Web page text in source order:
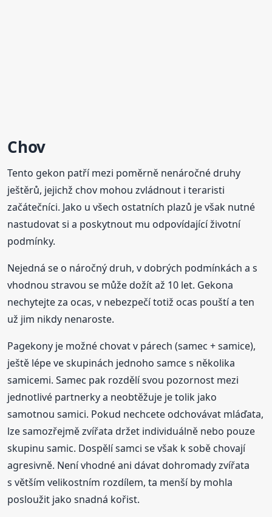
Chov
Tento gekon patří mezi poměrně nenáročné druhy
ještěrů, jejichž chov mohou zvládnout i teraristi
začátečníci. Jako u všech ostatních plazů je však nutné
nastudovat si a poskytnout mu odpovídající životní
podmínky.
Nejedná se o náročný druh, v dobrých podmínkách a s
vhodnou stravou se může dožít až 10 let. Gekona
nechytejte za ocas, v nebezpečí totiž ocas pouští a ten
už jim nikdy nenaroste.
Pagekony je možné chovat v párech (samec + samice),
ještě lépe ve skupinách jednoho samce s několika
samicemi. Samec pak rozdělí svou pozornost mezi
jednotlivé partnerky a neobtěžuje je tolik jako
samotnou samici. Pokud nechcete odchovávat mláďata,
lze samozřejmě zvířata držet individuálně nebo pouze
skupinu samic. Dospělí samci se však k sobě chovají
agresivně. Není vhodné ani dávat dohromady zvířata
s větším velikostním rozdílem, ta menší by mohla
posloužit jako snadná kořist.